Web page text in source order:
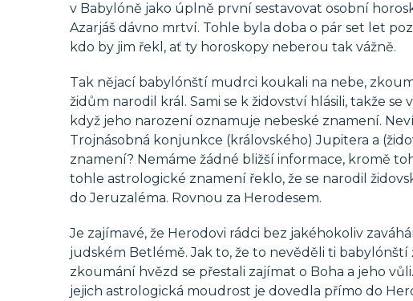
v Babylóně jako úplně první sestavovat osobní
Azarjáš dávno mrtví. Tohle byla doba o pár set let
kdo by jim řekl, ať ty horoskopy neberou tak vážně.
Tak nějací babylónští mudrci koukali na nebe,
židům narodil král. Sami se k židovství hlásili, takže
když jeho narození oznamuje nebeské znamení.
Trojnásobná konjunkce (královského) Jupitera a
znamení? Nemáme žádné bližší informace, kromě
tohle astrologické znamení řeklo, že se narodil
do Jeruzaléma. Rovnou za Herodesem.
Je zajímavé, že Herodovi rádci bez jakéhokoliv
judském Betlémě. Jak to, že to nevěděli ti babylónští
zkoumání hvězd se přestali zajímat o Boha a jeho
jejich astrologická moudrost je dovedla přímo do